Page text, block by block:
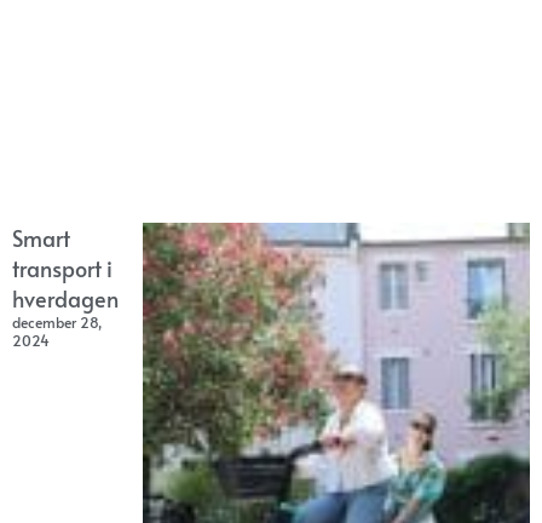
Smart
transport i
hverdagen
december 28,
2024